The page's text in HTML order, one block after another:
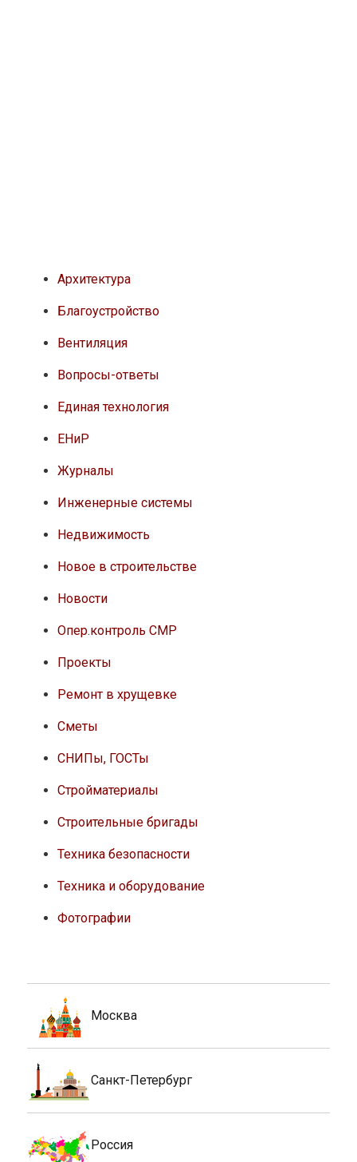
Архитектура
Благоустройство
Вентиляция
Вопросы-ответы
Единая технология
ЕНиР
Журналы
Инженерные системы
Недвижимость
Новое в строительстве
Новости
Опер.контроль СМР
Проекты
Ремонт в хрущевке
Сметы
СНИПы, ГОСТы
Стройматериалы
Строительные бригады
Техника безопасности
Техника и оборудование
Фотографии
Москва
Санкт-Петербург
Россия